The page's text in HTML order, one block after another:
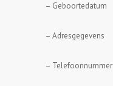
– Geboortedatum
– Adresgegevens
– Telefoonnummer